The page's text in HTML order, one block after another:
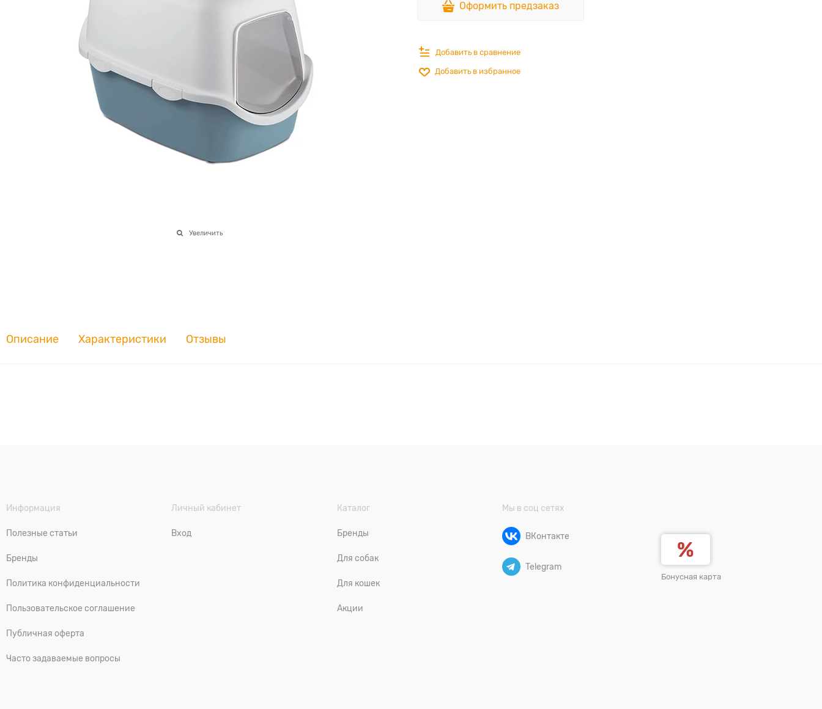
Увеличить
Оформить предзаказ
Добавить в сравнение
Добавить в избранное
Описание Характеристики Отзывы
Информация
Полезные статьи
Бренды
Политика конфиденциальности
Пользовательское соглашение
Публичная оферта
Часто задаваемые вопросы
Личный кабинет
Вход
Каталог
Бренды
Для собак
Для кошек
Акции
Мы в соц сетях
ВКонтакте
Telegram
Бонусная карта